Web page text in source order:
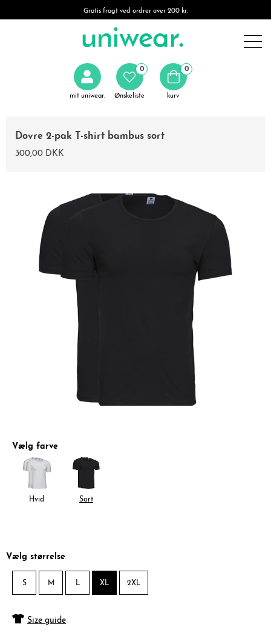
Gratis fragt ved ordrer over 200 kr.
mit uniwear. Ønskeliste
0 0
kurv
Dovre 2-pak T-shirt bambus sort
300,00 DKK
Vælg farve
Hvid Sort
Vælg størrelse
S M L XL 2XL
Size guide